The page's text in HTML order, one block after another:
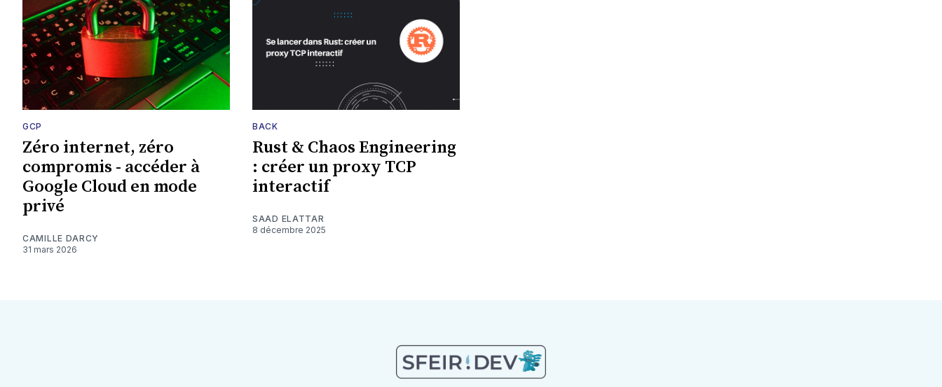
GCP
Zéro internet, zéro
compromis - accéder à
Google Cloud en mode
privé
CAMILLE DARCY
31 mars 2026
BACK
Rust & Chaos Engineering
: créer un proxy TCP
interactif
SAAD ELATTAR
8 décembre 2025